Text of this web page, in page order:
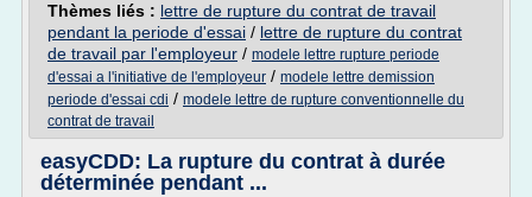
Thèmes liés : lettre de rupture du contrat de travail
pendant la periode d'essai / lettre de rupture du contrat
de travail par l'employeur / modele lettre rupture periode
d'essai a l'initiative de l'employeur / modele lettre demission
periode d'essai cdi / modele lettre de rupture conventionnelle du
contrat de travail
easyCDD: La rupture du contrat à durée
déterminée pendant ...